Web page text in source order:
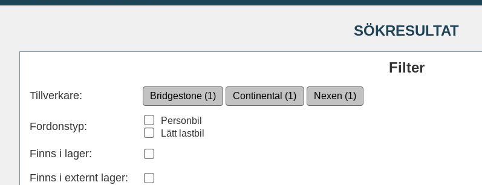
SÖKRESULTAT
Filter
Tillverkare: Bridgestone (1) Continental (1) Nexen (1)
Fordonstyp:
Personbil
Lätt lastbil
Finns i lager:
Finns i externt lager: